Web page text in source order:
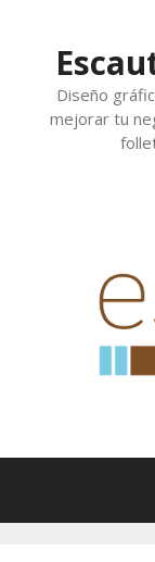
contenido
Diseño
mejorar tu